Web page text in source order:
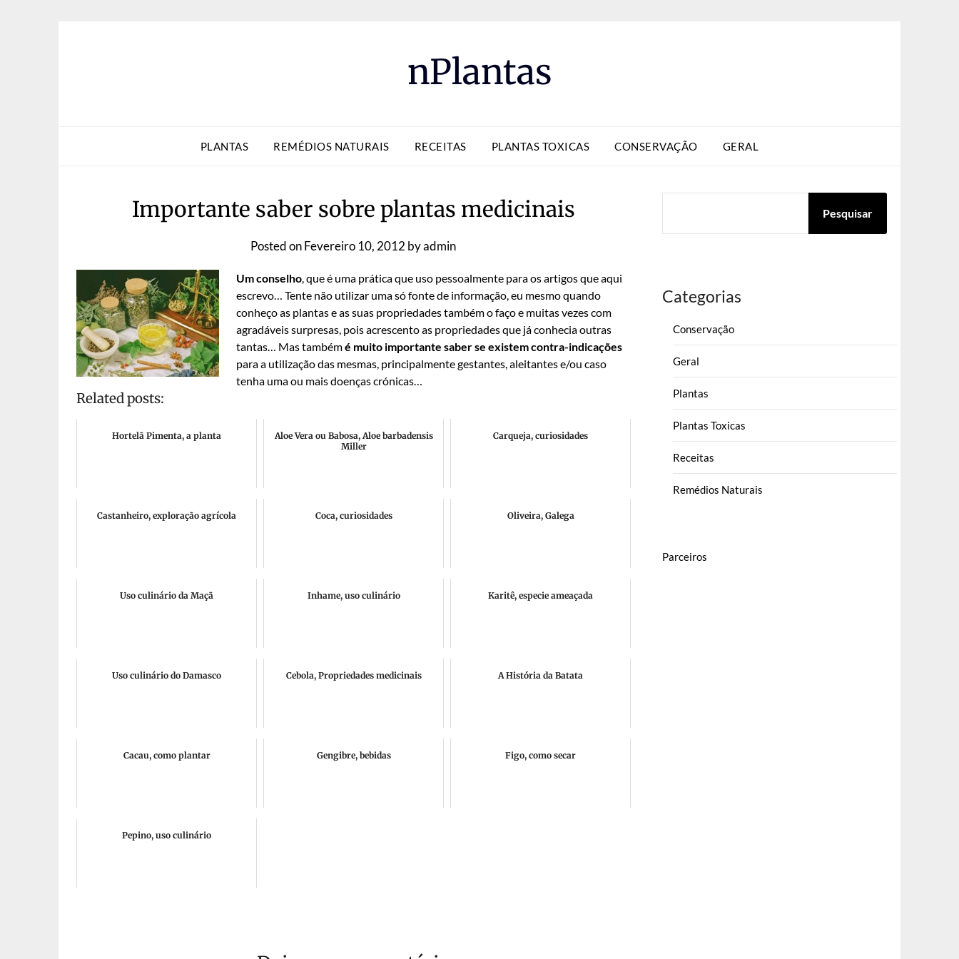
nPlantas
PLANTAS REMÉDIOS NATURAIS RECEITAS PLANTAS TOXICAS CONSERVAÇÃO GERAL
Importante saber sobre plantas medicinais
Posted onFevereiro 10, 2012 byadmin
Um conselho, que é uma prática que uso pessoalmente para os artigos que aqui
escrevo… Tente não utilizar uma só fonte de informação, eu mesmo quando
conheço as plantas e as suas propriedades também o faço e muitas vezes com
agradáveis surpresas, pois acrescento as propriedades que já conhecia outras
tantas… Mas tambémé muito importante saber se existem contra-indicações
para a utilização das mesmas, principalmente gestantes, aleitantes e/ou caso
tenha uma ou mais doenças crónicas…
Related posts:
Hortelã Pimenta, a planta
Aloe Vera ou Babosa, Aloe barbadensis
Miller
Carqueja, curiosidades
Castanheiro, exploração agrícola Coca, curiosidades Oliveira, Galega
Uso culinário da Maçã Inhame, uso culinário Karitê, especie ameaçada
Uso culinário do Damasco Cebola, Propriedades medicinais A História da Batata
Cacau, como plantar Gengibre, bebidas Figo, como secar
Pepino, uso culinário
Pesquisar
Categorias
Conservação
Geral
Plantas
Plantas Toxicas
Receitas
Remédios Naturais
Parceiros